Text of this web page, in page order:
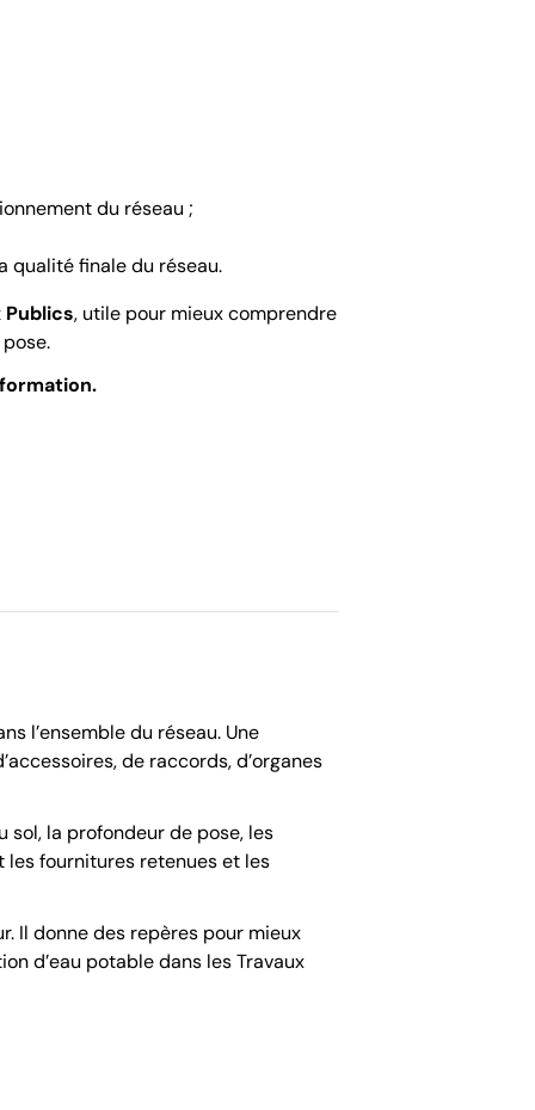
du réseau ;
qualité finale du réseau.
, utile pour mieux comprendre
l’ensemble du réseau. Une
de raccords, d’organes
sol, la profondeur de pose, les
les fournitures retenues et les
Il donne des repères pour mieux
d’eau potable dans les Travaux